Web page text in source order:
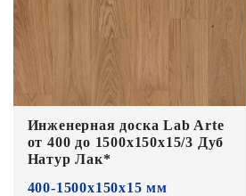
Инженерная доска Lab Arte
от 400 до 1500х150х15/3 Дуб
Натур Лак*
400-1500х150х15 мм